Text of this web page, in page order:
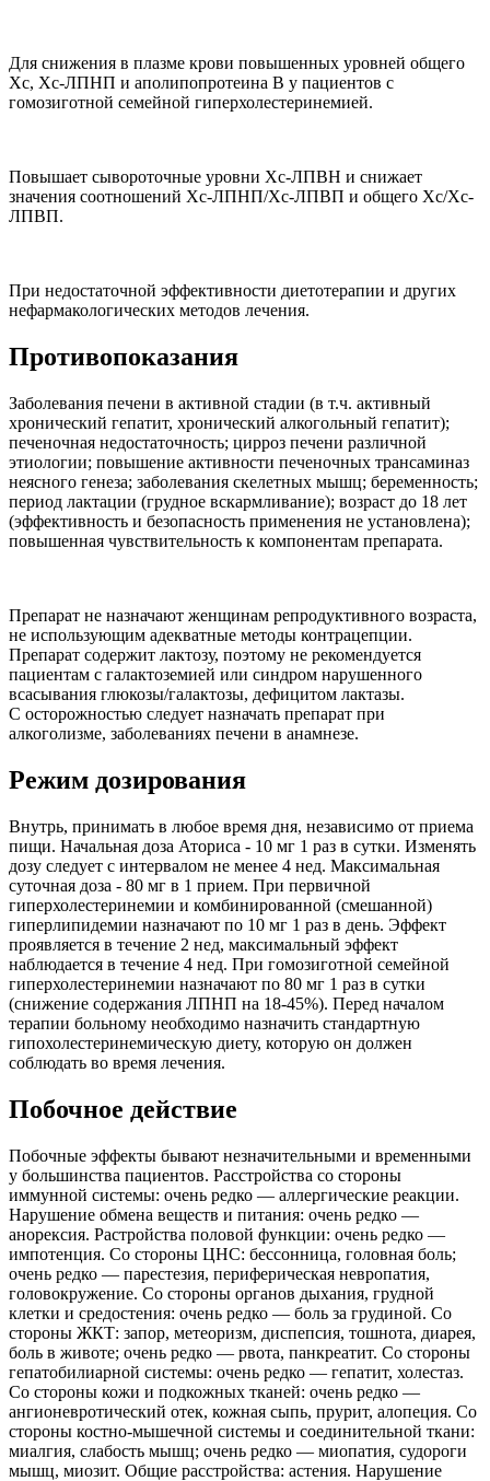
Для снижения в плазме крови повышенных уровней общего
Хс, Хс-ЛПНП и аполипопротеина В у пациентов с
гомозиготной семейной гиперхолестеринемией.
Повышает сывороточные уровни Хс-ЛПВН и снижает
значения соотношений Хс-ЛПНП/Хс-ЛПВП и общего Хс/Хс-
ЛПВП.
При недостаточной эффективности диетотерапии и других
нефармакологических методов лечения.
Противопоказания
Заболевания печени в активной стадии (в т.ч. активный
хронический гепатит, хронический алкогольный гепатит);
печеночная недостаточность; цирроз печени различной
этиологии; повышение активности печеночных трансаминаз
неясного генеза; заболевания скелетных мышц; беременность;
период лактации (грудное вскармливание); возраст до 18 лет
(эффективность и безопасность применения не установлена);
повышенная чувствительность к компонентам препарата.
Препарат не назначают женщинам репродуктивного возраста,
не использующим адекватные методы контрацепции.
Препарат содержит лактозу, поэтому не рекомендуется
пациентам с галактоземией или синдром нарушенного
всасывания глюкозы/галактозы, дефицитом лактазы.
С осторожностью следует назначать препарат при
алкоголизме, заболеваниях печени в анамнезе.
Режим дозирования
Внутрь, принимать в любое время дня, независимо от приема
пищи. Начальная доза Аториса - 10 мг 1 раз в сутки. Изменять
дозу следует с интервалом не менее 4 нед. Максимальная
суточная доза - 80 мг в 1 прием. При первичной
гиперхолестеринемии и комбинированной (смешанной)
гиперлипидемии назначают по 10 мг 1 раз в день. Эффект
проявляется в течение 2 нед, максимальный эффект
наблюдается в течение 4 нед. При гомозиготной семейной
гиперхолестеринемии назначают по 80 мг 1 раз в сутки
(снижение содержания ЛПНП на 18-45%). Перед началом
терапии больному необходимо назначить стандартную
гипохолестеринемическую диету, которую он должен
соблюдать во время лечения.
Побочное действие
Побочные эффекты бывают незначительными и временными
у большинства пациентов. Расстройства со стороны
иммунной системы: очень редко — аллергические реакции.
Нарушение обмена веществ и питания: очень редко —
анорексия. Растройства половой функции: очень редко —
импотенция. Со стороны ЦНС: бессонница, головная боль;
очень редко — парестезия, периферическая невропатия,
головокружение. Со стороны органов дыхания, грудной
клетки и средостения: очень редко — боль за грудиной. Со
стороны ЖКТ: запор, метеоризм, диспепсия, тошнота, диарея,
боль в животе; очень редко — рвота, панкреатит. Со стороны
гепатобилиарной системы: очень редко — гепатит, холестаз.
Со стороны кожи и подкожных тканей: очень редко —
ангионевротический отек, кожная сыпь, прурит, алопеция. Со
стороны костно-мышечной системы и соединительной ткани:
миалгия, слабость мышц; очень редко — миопатия, судороги
мышц, миозит. Общие расстройства: астения. Нарушение